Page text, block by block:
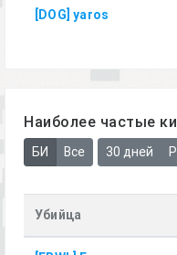
[DOG] yaros
Наиболее частые
БИ Все 30 дней
Убийца